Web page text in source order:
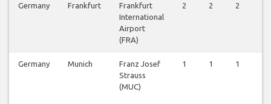
Germany Frankfurt
Frankfurt
International
Airport
(FRA)
2 2 2
Germany Munich
Franz Josef
Strauss
(MUC)
1 1 1